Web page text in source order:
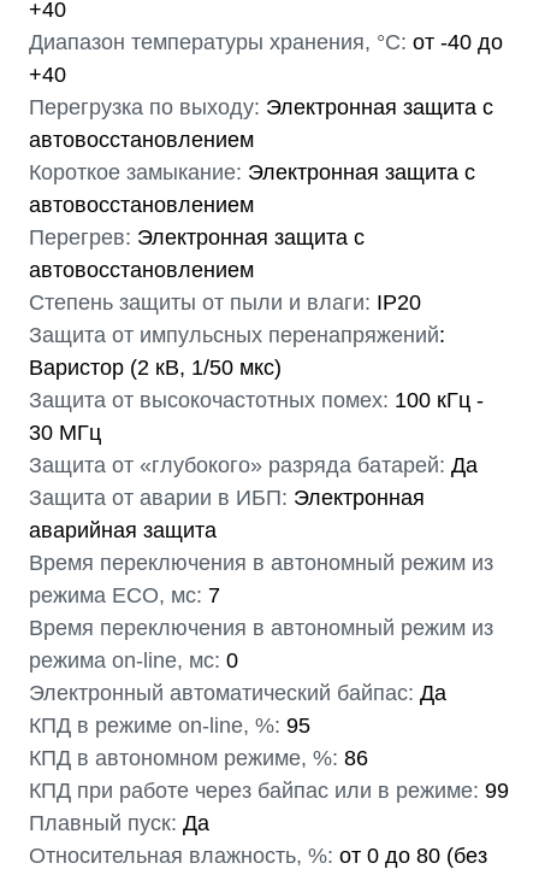
+40
Диапазон температуры хранения, °С: от -40 до
+40
Перегрузка по выходу: Электронная защита c
автовосстановлением
Короткое замыкание: Электронная защита c
автовосстановлением
Перегрев: Электронная защита c
автовосстановлением
Степень защиты от пыли и влаги: IP20
Защита от импульсных перенапряжений:
Варистор (2 кВ, 1/50 мкс)
Защита от высокочастотных помех: 100 кГц -
30 МГц
Защита от «глубокого» разряда батарей: Да
Защита от аварии в ИБП: Электронная
аварийная защита
Время переключения в автономный режим из
режима ECO, мс: 7
Время переключения в автономный режим из
режима on-line, мс: 0
Электронный автоматический байпас: Да
КПД в режиме on-line, %: 95
КПД в автономном режиме, %: 86
КПД при работе через байпас или в режиме: 99
Плавный пуск: Да
Относительная влажность, %: от 0 до 80 (без